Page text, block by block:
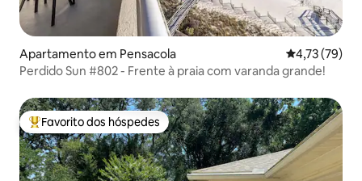
Apartamento em Pensacola Classificação
4,73 (79)
Perdido Sun #802 - Frente à praia com varanda grande!
Favoritos dos hóspedes mais apreciados
Favorito dos hóspedes